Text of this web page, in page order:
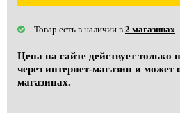
Товар есть в наличии в 2 магазинах
Цена на сайте действует только
через интернет-магазин и может
магазинах.